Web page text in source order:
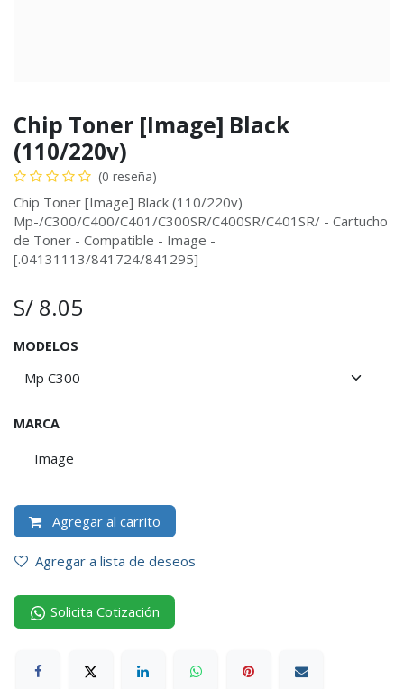
Chip Toner [Image] Black
(110/220v)
(0 reseña)
Chip Toner [Image] Black (110/220v)
Mp-/C300/C400/C401/C300SR/C400SR/C401SR/ - Cartucho
de Toner - Compatible - Image -
[.04131113/841724/841295]
S/ 8.05
MODELOS
MARCA
Image
Agregar al carrito
Agregar a lista de deseos
Solicita Cotización